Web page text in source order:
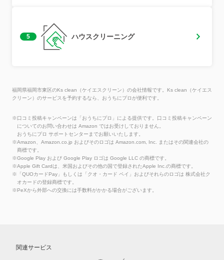
5 ハウスクリーニング
福岡県福岡市東区のKs clean（ケイエスクリーン）の会社情報です。Ks clean（ケイエス
クリーン）のサービスを予約するなら、おうちにプロが便利です。
※口コミ投稿キャンペーンは「おうちにプロ」による提供です。口コミ投稿キャンペーン
についてのお問い合わせは Amazon ではお受けしておりません。
おうちにプロ サポートセンターまでお願いいたします。
※Amazon、Amazon.co.jp およびそのロゴは Amazon.com, Inc. またはその関連会社の
商標です。
※Google Play および Google Play ロゴは Google LLC の商標です。
※Apple Gift Cardは、米国およびその他の国で登録されたApple Inc.の商標です。
※「QUOカードPay」もしくは「クオ・カード ペイ」およびそれらのロゴは 株式会社ク
オカードの登録商標です。
※PeXから外部への交換には手数料がかかる場合がございます。
関連サービス